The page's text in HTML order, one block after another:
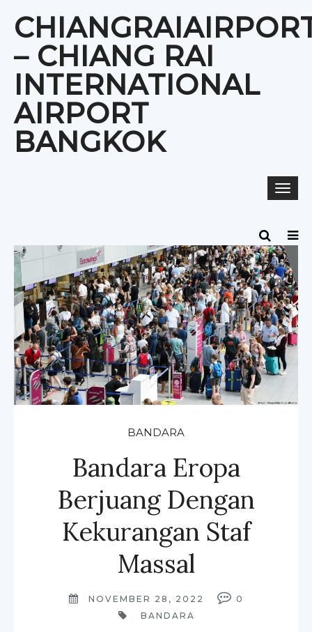
content
– CHIANG RAI
INTERNATIONAL
AIRPORT
BANGKOK
BANDARA
Bandara Eropa
Berjuang Dengan
Kekurangan Staf
Massal
NOVEMBER 28, 2022
0
BANDARA